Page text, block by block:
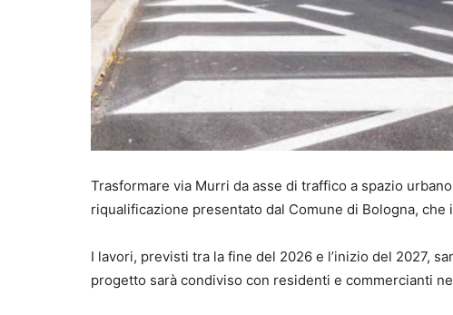
Trasformare via Murri da asse di traffico a spazio
riqualificazione presentato dal Comune di Bologna,
I lavori, previsti tra la fine del 2026 e l’inizio del 2027,
progetto sarà condiviso con residenti e commercianti